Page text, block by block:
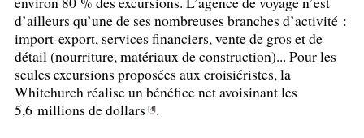
d’ailleurs qu’une de ses nombreuses branches d’activité :
import-export, services financiers, vente de gros et de
détail (nourriture, matériaux de construction)... Pour les
seules excursions proposées aux croisiéristes, la
Whitchurch réalise un bénéfice net avoisinant les
5,6 millions de dollars [4].